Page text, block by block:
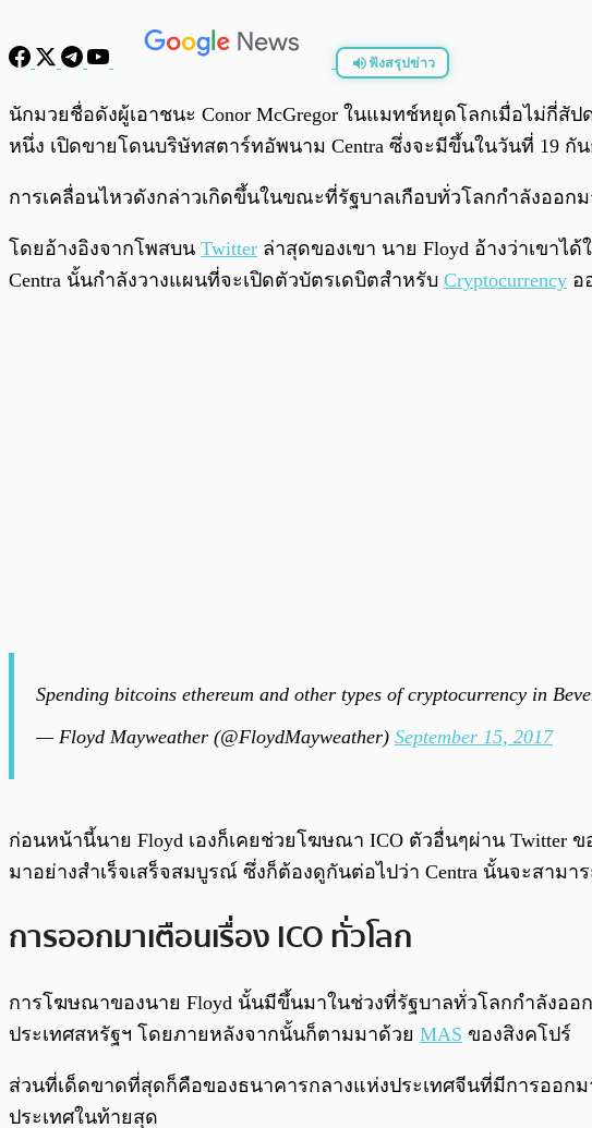
ฟังสรุปข่าว
พร้อมเล่น
นักมวยชื่อดังผู้เอาชนะ Conor McGregor ในแมทช์หยุดโลกเมื่อไม่กี่
หนึ่ง เปิดขายโดนบริษัทสตาร์ทอัพนาม Centra ซึ่งจะมีขึ้นในวันที่ 19 กั
การเคลื่อนไหวดังกล่าวเกิดขึ้นในขณะที่รัฐบาลเกือบทั่วโลกกำลังออก
โดยอ้างอิงจากโพสบน Twitter ล่าสุดของเขา นาย Floyd อ้างว่าเขาได้
Centra นั้นกำลังวางแผนที่จะเปิดตัวบัตรเดบิตสำหรับ Cryptocurrency อ
Spending bitcoins ethereum and other types of cryptocurrency in
— Floyd Mayweather (@FloydMayweather) September 15, 2017
ก่อนหน้านี้นาย Floyd เองก็เคยช่วยโฆษณา ICO ตัวอื่นๆผ่าน Twitter
มาอย่างสำเร็จเสร็จสมบูรณ์ ซึ่งก็ต้องดูกันต่อไปว่า Centra นั้นจะสามา
การออกมาเตือนเรื่อง ICO ทั่วโลก
การโฆษณาของนาย Floyd นั้นมีขึ้นมาในช่วงที่รัฐบาลทั่วโลกกำลังอ
ประเทศสหรัฐฯ โดยภายหลังจากนั้นก็ตามมาด้วย MAS ของสิงคโปร์
ส่วนที่เด็ดขาดที่สุดก็คือของธนาคารกลางแห่งประเทศจีนที่มีการออกม
ประเทศในท้ายสุด